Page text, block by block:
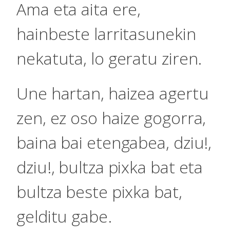
Ama eta aita ere,
hainbeste larritasunekin
nekatuta, lo geratu ziren.
Une hartan, haizea agertu
zen, ez oso haize gogorra,
baina bai etengabea, dziu!,
dziu!, bultza pixka bat eta
bultza beste pixka bat,
gelditu gabe.